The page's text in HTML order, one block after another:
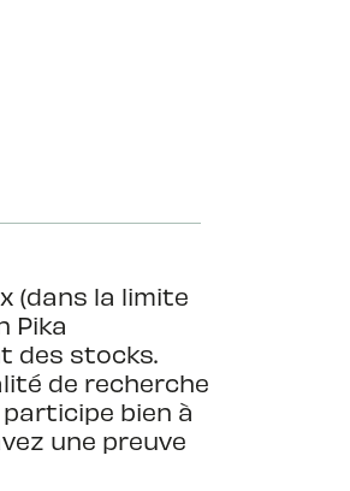
(dans la limite
Pika
des stocks.
de recherche
bien à
une preuve